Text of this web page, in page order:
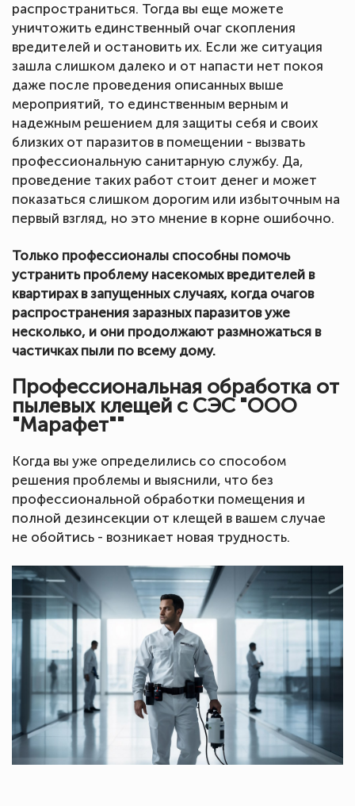
распространиться. Тогда вы еще можете
уничтожить единственный очаг скопления
вредителей и остановить их. Если же ситуация
зашла слишком далеко и от напасти нет покоя
даже после проведения описанных выше
мероприятий, то единственным верным и
надежным решением для защиты себя и своих
близких от паразитов в помещении - вызвать
профессиональную санитарную службу. Да,
проведение таких работ стоит денег и может
показаться слишком дорогим или избыточным на
первый взгляд, но это мнение в корне ошибочно.
Только профессионалы способны помочь
устранить проблему насекомых вредителей в
квартирах в запущенных случаях, когда очагов
распространения заразных паразитов уже
несколько, и они продолжают размножаться в
частичках пыли по всему дому.
Профессиональная обработка от
пылевых клещей с СЭС "ООО
"Марафет""
Когда вы уже определились со способом
решения проблемы и выяснили, что без
профессиональной обработки помещения и
полной дезинсекции от клещей в вашем случае
не обойтись - возникает новая трудность.